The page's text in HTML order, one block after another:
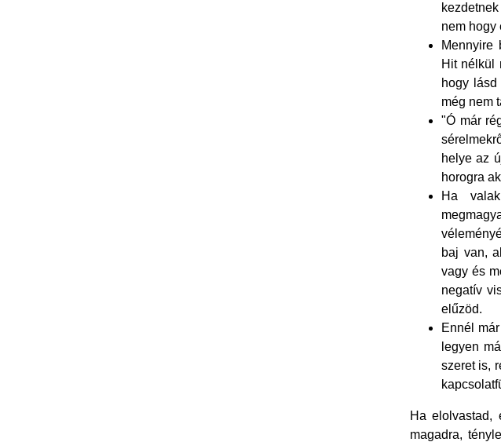
nem hogy
Mennyire
Hit nélkül
hogy
még nem
"Ó már
helye az
horogra
Ha
baj van,
vagy és
negatív
elűzöd.
Ennél
legyen
szeret is,
Ha elolvastad,
magadra,